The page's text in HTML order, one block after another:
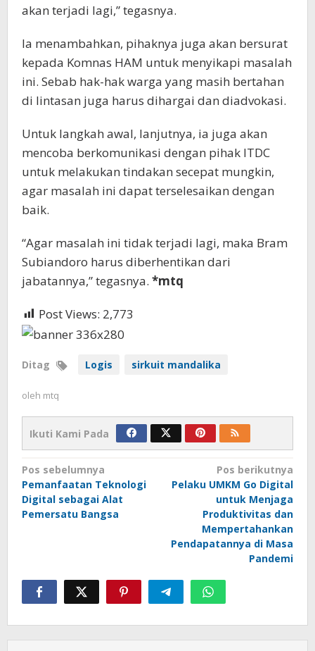
akan terjadi lagi,” tegasnya.
Ia menambahkan, pihaknya juga akan bersurat
kepada Komnas HAM untuk menyikapi masalah
ini. Sebab hak-hak warga yang masih bertahan
di lintasan juga harus dihargai dan diadvokasi.
Untuk langkah awal, lanjutnya, ia juga akan
mencoba berkomunikasi dengan pihak ITDC
untuk melakukan tindakan secepat mungkin,
agar masalah ini dapat terselesaikan dengan
baik.
“Agar masalah ini tidak terjadi lagi, maka Bram
Subiandoro harus diberhentikan dari
jabatannya,” tegasnya. *mtq
Post Views: 2,773
Ditag Logis sirkuit mandalika
oleh mtq
Ikuti Kami Pada
Navigasi
pos
Pos sebelumnya
Pemanfaatan Teknologi
Digital sebagai Alat
Pemersatu Bangsa
Pos berikutnya
Pelaku UMKM Go Digital
untuk Menjaga
Produktivitas dan
Mempertahankan
Pendapatannya di Masa
Pandemi